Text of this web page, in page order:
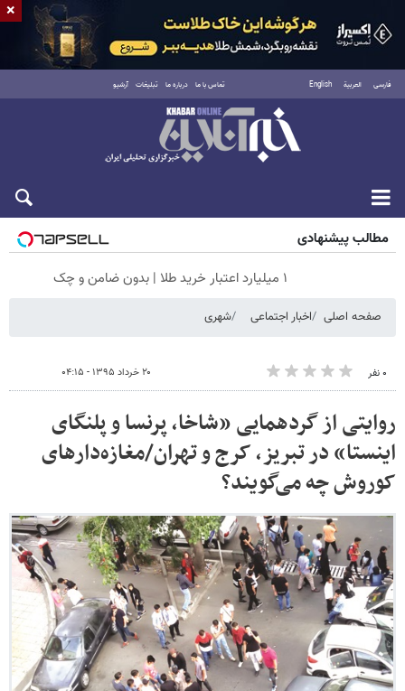
فارسی العربية English تماس با ما درباره ما تبلیغات آرشیو
جمعه ۱۶ مرداد ۱۴۰۵
مطالب پیشنهادی
۱ میلیارد اعتبار خرید طلا | بدون ضامن و چک
صفحه اصلی اخبار اجتماعی شهری
۰ نفر ۲۰ خرداد ۱۳۹۵ - ۰۴:۱۵
روایتی از گردهمایی «شاخا، پرنسا و پلنگای
اینستا» در تبریز، کرج و تهران/مغازه‌دارهای
کوروش چه می‌گویند؟
×